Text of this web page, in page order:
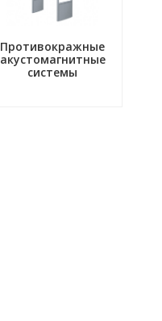
Противокражные
акустомагнитные
системы